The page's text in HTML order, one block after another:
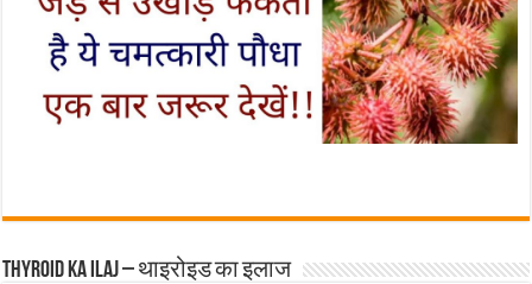
Thyroid ka ilaj – थाइरोइड का इलाज